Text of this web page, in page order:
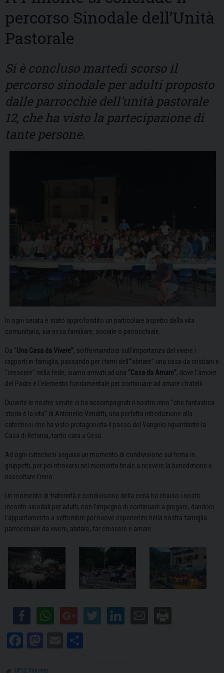
percorso Sinodale dell’Unità
Pastorale
Si è concluso martedì scorso il
percorso sinodale per adulti proposto
dalle parrocchie dell'unità pastorale
12, che ha visto la partecipazione di
tante persone.
In ogni serata è stato approfondito un particolare aspetto della vita
comunitaria, sia essa familiare, sociale o parrocchiale.
Da “ Una Casa da Vivere”, soffermandoci sull’importanza del vivere i
rapporti in famiglia, passando per i temi dell'”abitare” una casa da cristiani e
“crescere” nella fede, siamo arrivati ad una “Casa da Amare”, dove l’amore
del Padre è l’elemento fondamentale per continuare ad amare i fratelli.
Durante le nostre serate ci ha accompagnati il nostro inno “che fantastica
storia è la vita” di Antonello Venditti, una perfetta introduzione alla
catechesi che ha visto protagonista il passo del Vangelo riguardante la
Casa di Betania, tanto cara a Gesù.
Ad ogni catechesi seguiva un momento di condivisione sul tema in
gruppetti, per poi ritrovarsi nel momento finale a ricevere la benedizione e
riascoltare l’inno.
Un momento di fraternità e condivisione della cena ha chiuso i nostri
incontri sinodali per adulti, con l’impegno di continuare a pregare, dandoci
l’appuntamento a settembre per nuove esperienze nella nostra famiglia
parrocchiale da vivere, abitare, far crescere e amare.
E
UP12 Pimonte